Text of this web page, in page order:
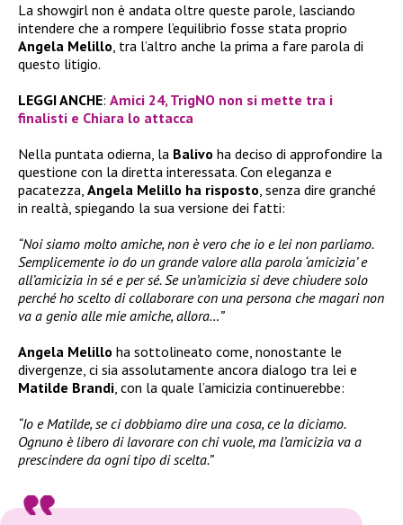
La showgirl non è andata oltre queste parole, lasciando
intendere che a rompere l’equilibrio fosse stata proprio
Angela Melillo, tra l’altro anche la prima a fare parola di
questo litigio.
LEGGI ANCHE: Amici 24, TrigNO non si mette tra i
finalisti e Chiara lo attacca
Nella puntata odierna, la Balivo ha deciso di approfondire la
questione con la diretta interessata. Con eleganza e
pacatezza, Angela Melillo ha risposto, senza dire granché
in realtà, spiegando la sua versione dei fatti:
“Noi siamo molto amiche, non è vero che io e lei non parliamo.
Semplicemente io do un grande valore alla parola ‘amicizia’ e
all’amicizia in sé e per sé. Se un’amicizia si deve chiudere solo
perché ho scelto di collaborare con una persona che magari non
va a genio alle mie amiche, allora…”
Angela Melillo ha sottolineato come, nonostante le
divergenze, ci sia assolutamente ancora dialogo tra lei e
Matilde Brandi, con la quale l’amicizia continuerebbe:
“Io e Matilde, se ci dobbiamo dire una cosa, ce la diciamo.
Ognuno è libero di lavorare con chi vuole, ma l’amicizia va a
prescindere da ogni tipo di scelta.”